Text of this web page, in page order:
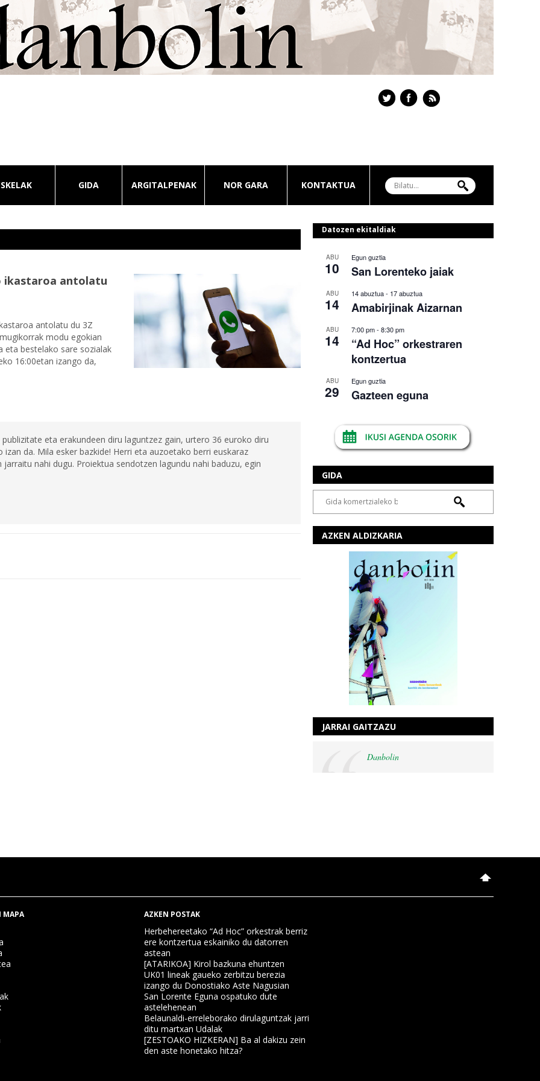
GIDA ARGITALPENAK NOR GARA KONTAKTUA
ikastaroa antolatu
antolatu du 3Z
modu egokian
eta bestelako sare sozialak
16:00etan izango da,
eta erakundeen diru laguntzez gain, urtero 36 euroko diru
da. Mila esker bazkide! Herri eta auzoetako berri euskaraz
nahi dugu. Proiektua sendotzen lagundu nahi baduzu, egin
Datozen ekitaldiak
ABU
10
Egun guztia
San Lorenteko jaiak
ABU
14
14 abuztua- 17 abuztua
Amabirjinak Aizarnan
ABU
14
7:00 pm- 8:30 pm
“Ad Hoc” orkestraren
kontzertua
ABU
29
Egun guztia
Gazteen eguna
GIDA
AZKEN ALDIZKARIA
JARRAI GAITZAZU
Danbolin
MAPA AZKEN POSTAK
Herbehereetako “Ad Hoc” orkestrak berriz
ere kontzertua eskainiko du datorren
astean
[ATARIKOA] Kirol bazkuna ehuntzen
UK01 lineak gaueko zerbitzu berezia
izango du Donostiako Aste Nagusian
San Lorente Eguna ospatuko dute
astelehenean
Belaunaldi-erreleborako dirulaguntzak jarri
ditu martxan Udalak
[ZESTOAKO HIZKERAN] Ba al dakizu zein
den aste honetako hitza?